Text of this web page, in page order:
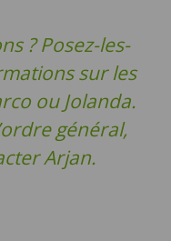
? Posez-les-
sur les
ou Jolanda.
général,
Arjan.